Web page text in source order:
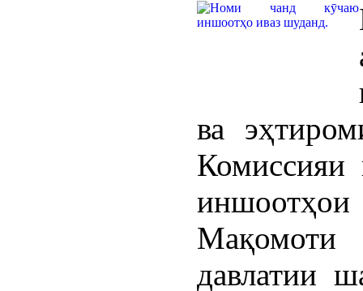
ва
Комиссияи
иншоотҳои
давлатии